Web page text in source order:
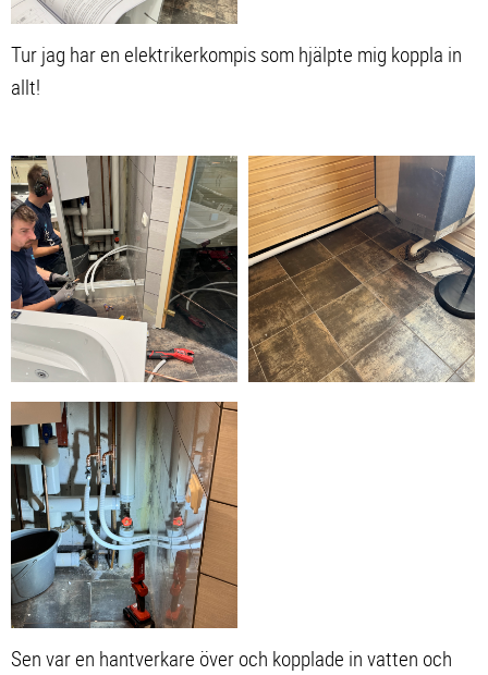
Tur jag har en elektrikerkompis som hjälpte mig koppla in
allt!
Sen var en hantverkare över och kopplade in vatten och